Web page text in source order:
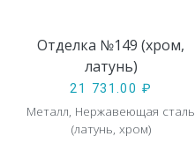
Отделка №149 (хром,
латунь)
21 731.00 ₽
Металл, Нержавеющая сталь
(латунь, хром)